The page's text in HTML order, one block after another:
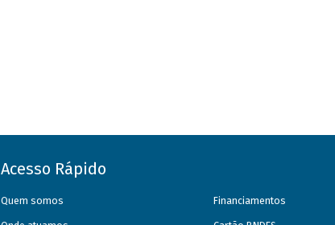
Acesso Rápido
Quem somos Financiamentos